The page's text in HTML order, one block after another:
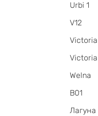
Urbi 1
V12
Victoria
Welna
В01
Лагуна